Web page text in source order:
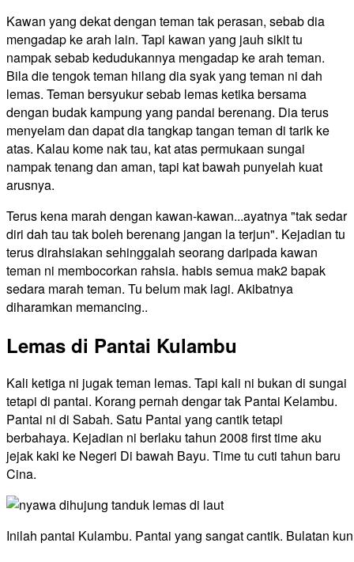
Kawan yang dekat dengan teman tak perasan, sebab dia
mengadap ke arah lain. Tapi kawan yang jauh sikit tu
nampak sebab kedudukannya mengadap ke arah teman.
Bila die tengok teman hilang dia syak yang teman ni dah
lemas. Teman bersyukur sebab lemas ketika bersama
dengan budak kampung yang pandai berenang. Dia terus
menyelam dan dapat dia tangkap tangan teman di tarik ke
atas. Kalau kome nak tau, kat atas permukaan sungai
nampak tenang dan aman, tapi kat bawah punyelah kuat
arusnya.
Terus kena marah dengan kawan-kawan...ayatnya "tak sedar
diri dah tau tak boleh berenang jangan la terjun". Kejadian tu
terus dirahsiakan sehinggalah seorang daripada kawan
teman ni membocorkan rahsia. habis semua mak2 bapak
sedara marah teman. Tu belum mak lagi. Akibatnya
diharamkan memancing..
Lemas di Pantai Kulambu
Kali ketiga ni jugak teman lemas. Tapi kali ni bukan di sungai
tetapi di pantai. Korang pernah dengar tak Pantai Kelambu.
Pantai ni di Sabah. Satu Pantai yang cantik tetapi
berbahaya. Kejadian ni berlaku tahun 2008 first time aku
jejak kaki ke Negeri Di bawah Bayu. Time tu cuti tahun baru
Cina.
Inilah pantai Kulambu. Pantai yang sangat cantik. Bulatan